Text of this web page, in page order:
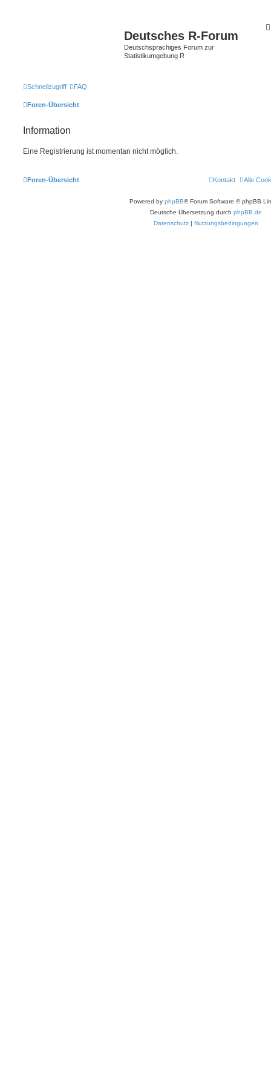
Deutsches R-Forum
Deutschsprachiges Forum zur
Statistikumgebung R
Schnellzugriff FAQ
Foren-Übersicht
Information
Eine Registrierung ist momentan nicht möglich.
Foren-Übersicht Alle
Kontakt
Powered by phpBB® Forum Software © phpBB
Deutsche Übersetzung durch phpBB.de
Datenschutz | Nutzungsbedingungen